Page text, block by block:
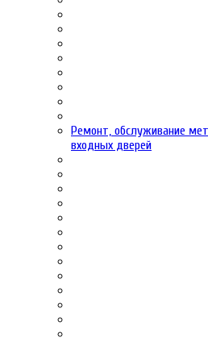
Ремонт, обслуживание
входных дверей